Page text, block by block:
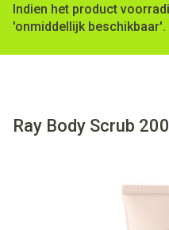
Indien het product
'onmiddellijk beschikbaar'.
Ray Body Scrub